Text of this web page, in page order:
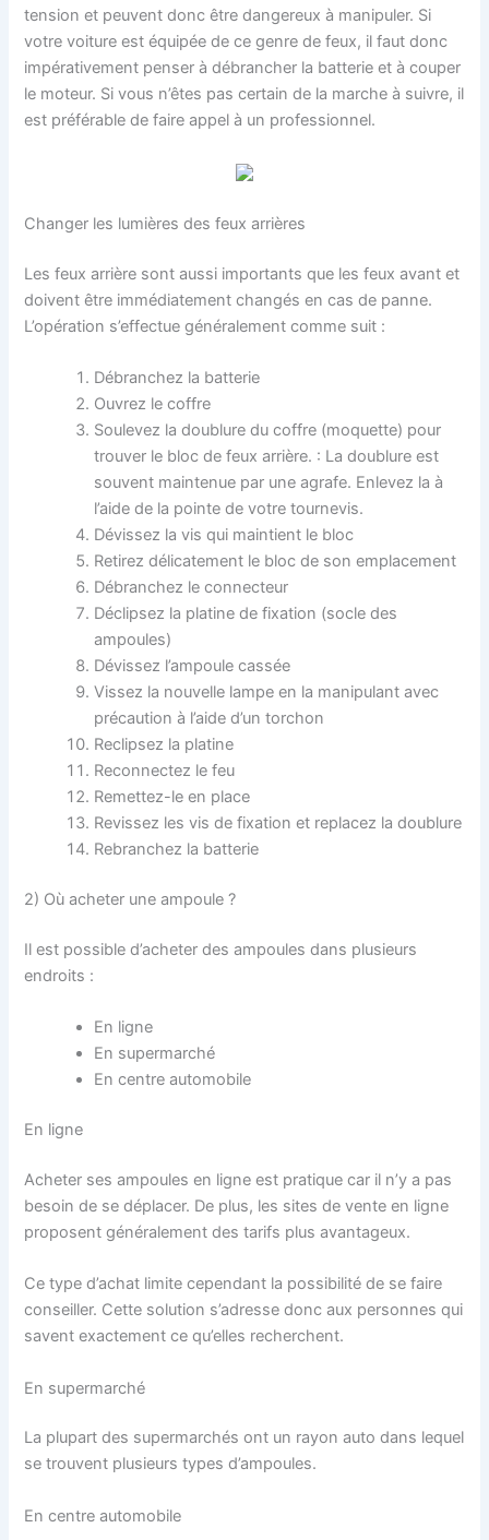
tension et peuvent donc être dangereux à manipuler. Si
votre voiture est équipée de ce genre de feux, il faut donc
impérativement penser à débrancher la batterie et à couper
le moteur. Si vous n’êtes pas certain de la marche à suivre, il
est préférable de faire appel à un professionnel.
Changer les lumières des feux arrières
Les feux arrière sont aussi importants que les feux avant et
doivent être immédiatement changés en cas de panne.
L’opération s’effectue généralement comme suit :
Débranchez la batterie
Ouvrez le coffre
Soulevez la doublure du coffre (moquette) pour
trouver le bloc de feux arrière. : La doublure est
souvent maintenue par une agrafe. Enlevez la à
l’aide de la pointe de votre tournevis.
Dévissez la vis qui maintient le bloc
Retirez délicatement le bloc de son emplacement
Débranchez le connecteur
Déclipsez la platine de fixation (socle des
ampoules)
Dévissez l’ampoule cassée
Vissez la nouvelle lampe en la manipulant avec
précaution à l’aide d’un torchon
Reclipsez la platine
Reconnectez le feu
Remettez-le en place
Revissez les vis de fixation et replacez la doublure
Rebranchez la batterie
2) Où acheter une ampoule ?
Il est possible d’acheter des ampoules dans plusieurs
endroits :
En ligne
En supermarché
En centre automobile
En ligne
Acheter ses ampoules en ligne est pratique car il n’y a pas
besoin de se déplacer. De plus, les sites de vente en ligne
proposent généralement des tarifs plus avantageux.
Ce type d’achat limite cependant la possibilité de se faire
conseiller. Cette solution s’adresse donc aux personnes qui
savent exactement ce qu’elles recherchent.
En supermarché
La plupart des supermarchés ont un rayon auto dans lequel
se trouvent plusieurs types d’ampoules.
En centre automobile